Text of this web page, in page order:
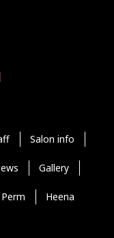
Salon info
Gallery
Heena